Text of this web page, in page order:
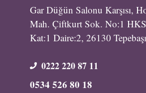
Gar Düğün Salonu Karşısı,
Mah. Çiftkurt Sok. No:1
Kat:1 Daire:2, 26130
0222 220 87 11
0534 526 80 18